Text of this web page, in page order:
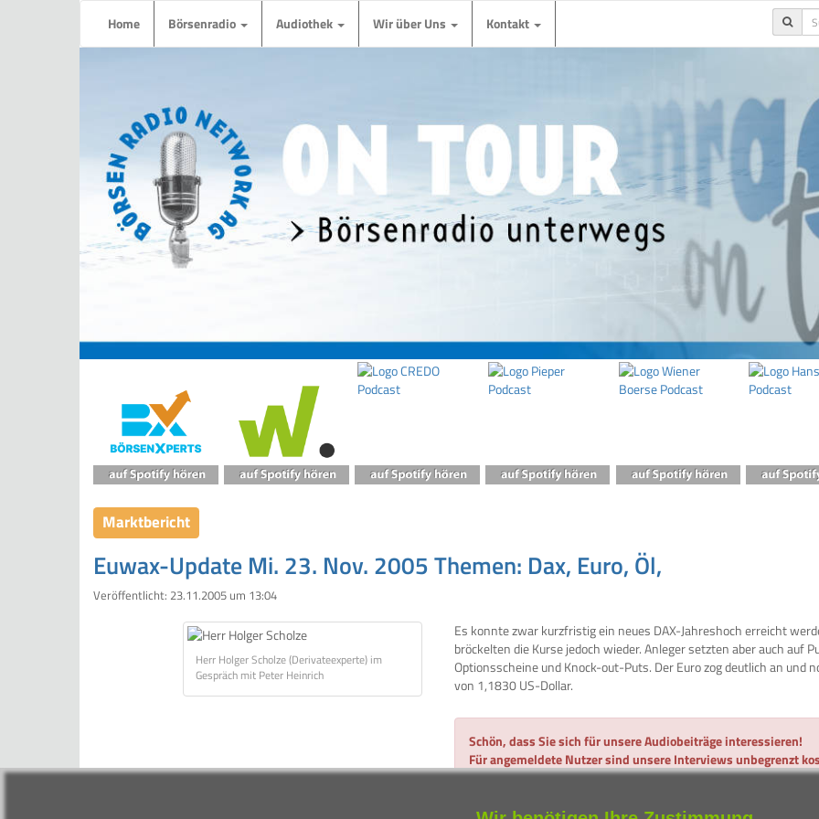
Home Börsenradio Audiothek Wir über Uns Kontakt
Marktbericht
Euwax-Update Mi. 23. Nov. 2005 Themen: Dax, Euro, Öl,
Veröffentlicht: 23.11.2005 um 13:04
Herr Holger Scholze (Derivateexperte) im
Gespräch mit Peter Heinrich
Es konnte zwar kurzfristig ein neues DAX-Jahreshoch erreicht
bröckelten die Kurse jedoch wieder. Anleger setzten aber auch auf
Optionsscheine und Knock-out-Puts. Der Euro zog deutlich an und
von 1,1830 US-Dollar.
Schön, dass Sie sich für unsere Audiobeiträge interessieren!
Für angemeldete Nutzer sind unsere Interviews unbegrenzt
Alles, was Sie dazu benötigen, ist eine gültige E-Mail-